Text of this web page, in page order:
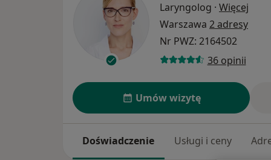
Laryngolog · Więcej
Warszawa 2 adresy
Nr PWZ: 2164502
36 opinii
Umów wizytę
Doświadczenie Usługi i ceny